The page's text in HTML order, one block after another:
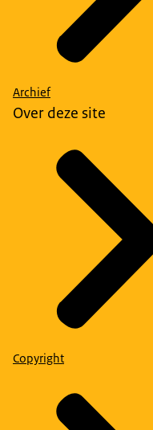
Archief
Over deze site
Copyright